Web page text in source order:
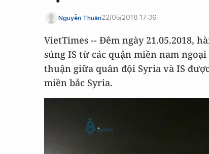
Nguyễn Thuận22/05/2018 17:36
VietTimes -- Đêm ngày 21.05.2018,
súng IS từ các quận miền nam
thuận giữa quân đội Syria và IS
miền bắc Syria.